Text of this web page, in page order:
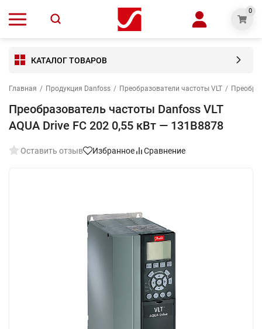
0
КАТАЛОГ ТОВАРОВ
Главная / Продукция Danfoss / Преобразователи частоты VLT /
Преобразователь частоты Danfoss VLT
AQUA Drive FC 202 0,55 кВт — 131B8878
Оставить отзыв Избранное Сравнение